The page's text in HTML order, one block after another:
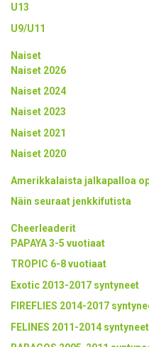
U13
U9/U11
Naiset
Naiset 2026
Naiset 2024
Naiset 2023
Naiset 2021
Naiset 2020
Amerikkalaista jalkapalloa
Näin seuraat jenkkifutista
Cheerleaderit
PAPAYA 3-5 vuotiaat
TROPIC 6-8 vuotiaat
Exotic 2013-2017 syntyneet
FIREFLIES 2014-2017
FELINES 2011-2014 syntyneet